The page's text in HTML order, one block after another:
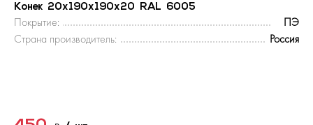
Конек 20х190х190х20 RAL 6005
Покрытие:
ПЭ
Страна производитель:
Россия